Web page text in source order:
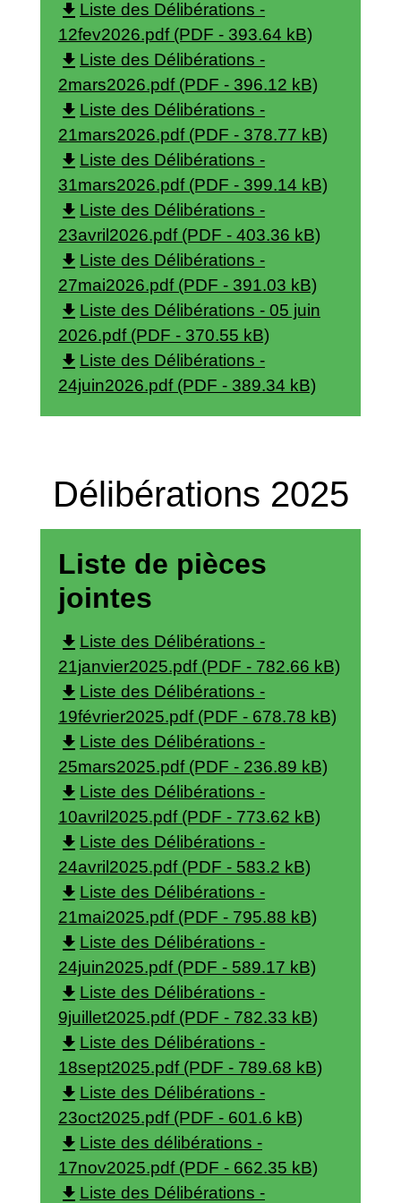
file_download Liste des Délibérations -
12fev2026.pdf (PDF - 393.64 kB)
file_download Liste des Délibérations -
2mars2026.pdf (PDF - 396.12 kB)
file_download Liste des Délibérations -
21mars2026.pdf (PDF - 378.77 kB)
file_download Liste des Délibérations -
31mars2026.pdf (PDF - 399.14 kB)
file_download Liste des Délibérations -
23avril2026.pdf (PDF - 403.36 kB)
file_download Liste des Délibérations -
27mai2026.pdf (PDF - 391.03 kB)
file_download Liste des Délibérations - 05 juin
2026.pdf (PDF - 370.55 kB)
file_download Liste des Délibérations -
24juin2026.pdf (PDF - 389.34 kB)
Délibérations 2025
Liste de pièces
jointes
file_download Liste des Délibérations -
21janvier2025.pdf (PDF - 782.66 kB)
file_download Liste des Délibérations -
19février2025.pdf (PDF - 678.78 kB)
file_download Liste des Délibérations -
25mars2025.pdf (PDF - 236.89 kB)
file_download Liste des Délibérations -
10avril2025.pdf (PDF - 773.62 kB)
file_download Liste des Délibérations -
24avril2025.pdf (PDF - 583.2 kB)
file_download Liste des Délibérations -
21mai2025.pdf (PDF - 795.88 kB)
file_download Liste des Délibérations -
24juin2025.pdf (PDF - 589.17 kB)
file_download Liste des Délibérations -
9juillet2025.pdf (PDF - 782.33 kB)
file_download Liste des Délibérations -
18sept2025.pdf (PDF - 789.68 kB)
file_download Liste des Délibérations -
23oct2025.pdf (PDF - 601.6 kB)
file_download Liste des délibérations -
17nov2025.pdf (PDF - 662.35 kB)
file_download Liste des Délibérations -